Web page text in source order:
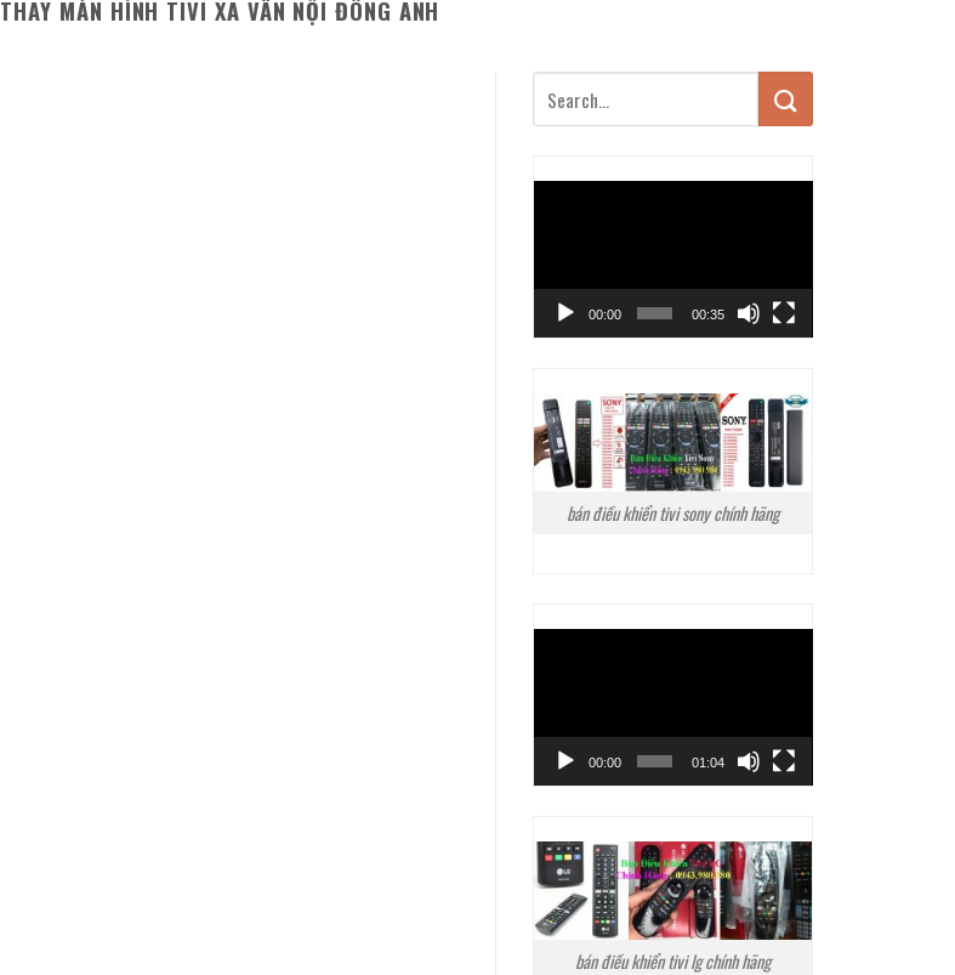
THAY MÀN HÌNH TIVI XÃ VÂN NỘI ĐÔNG ANH
00:00 00:35
bán điều khiển tivi sony chính hãng
00:00 01:04
bán điều khiển tivi lg chính hãng